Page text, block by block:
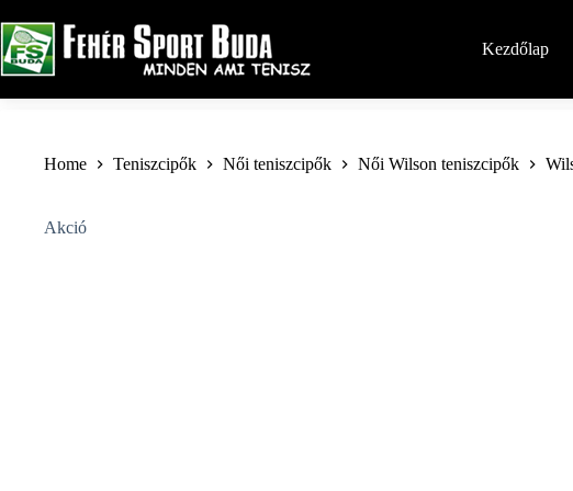
to
content
Kezdőlap
Home Teniszcipők Női teniszcipők Női Wilson teniszcipők
Akció